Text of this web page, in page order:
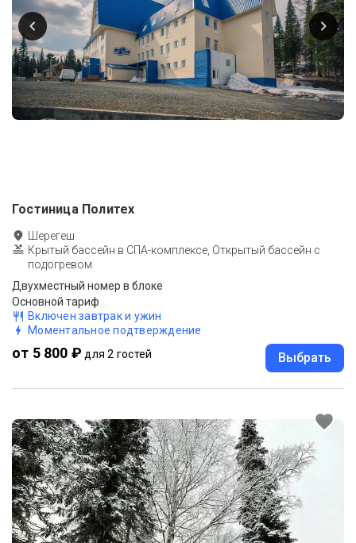
Гостиница Политех
Шерегеш
Крытый бассейн в СПА-комплексе, Открытый бассейн с
подогревом
Двухместный номер в блоке
Основной тариф
Включен завтрак и ужин
Моментальное подтверждение
от 5 800 ₽ для 2 гостей Выбрать